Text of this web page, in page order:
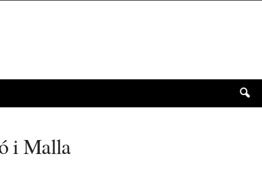
i Malla